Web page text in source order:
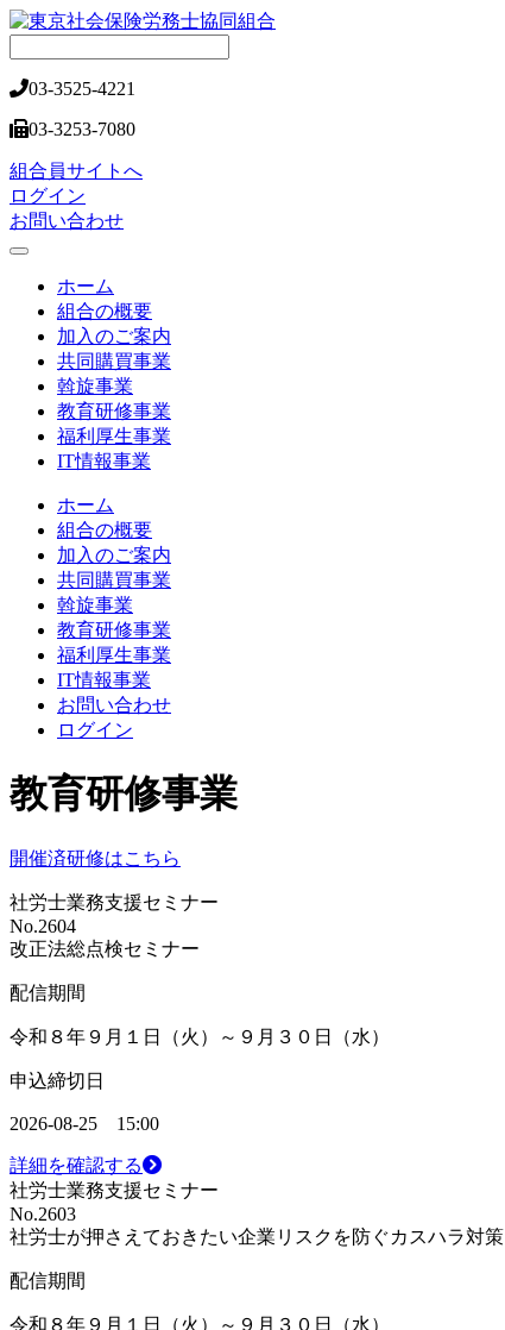
03-3525-4221
03-3253-7080
組合員サイトへ
ログイン
お問い合わせ
ホーム
組合の概要
加入のご案内
共同購買事業
斡旋事業
教育研修事業
福利厚生事業
IT情報事業
ホーム
組合の概要
加入のご案内
共同購買事業
斡旋事業
教育研修事業
福利厚生事業
IT情報事業
お問い合わせ
ログイン
教育研修事業
開催済研修はこちら
社労士業務支援セミナー
No.2604
改正法総点検セミナー
配信期間
令和８年９月１日（火）～９月３０日（水）
申込締切日
2026-08-25 15:00
詳細を確認する
社労士業務支援セミナー
No.2603
社労士が押さえておきたい企業リスクを防ぐカスハラ対策
配信期間
令和８年９月１日（火）～９月３０日（水）